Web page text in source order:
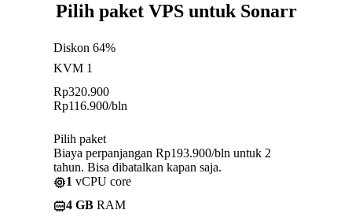
Pilih paket VPS untuk Sonarr
Diskon 64%
KVM 1
Rp320.900
Rp116.900/bln
Pilih paket
Biaya perpanjangan Rp193.900/bln untuk 2
tahun. Bisa dibatalkan kapan saja.
1 vCPU core
4 GB RAM